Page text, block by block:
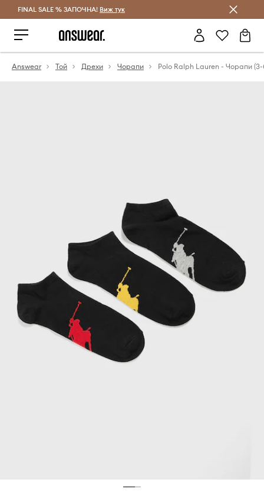
Спестявай с Answear Club
FINAL SALE % ЗАПОЧНА! Виж тук
Answear Той Дрехи Чорапи